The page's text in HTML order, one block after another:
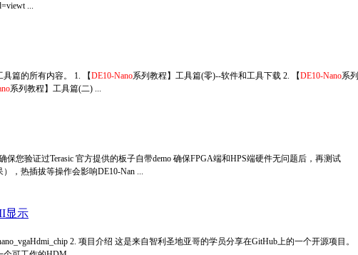
...
具篇的所有内容。 1. 【DE10-Nano系列教程】工具篇(零)--软件和工具下载 2. 【DE10-Nano系列
系列教程】工具篇(二) ...
保您验证过Terasic 官方提供的板子自带demo 确保FPGA端和HPS端硬件无问题后，再测试
，热插拔等操作会影响DE10-Nan ...
显示
2. 项目介绍 这是来自智利圣地亚哥的学员分享在GitHub上的一个开源项目。